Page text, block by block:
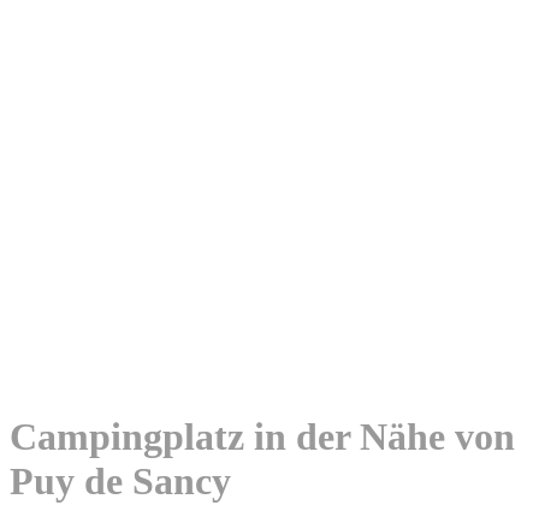
Campingplatz in der Nähe von
Puy de Sancy